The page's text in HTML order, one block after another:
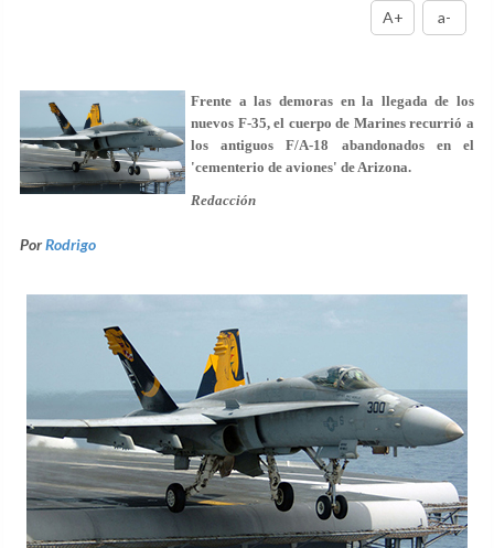
A+ a-
Frente a las demoras en la llegada de los
nuevos F-35, el cuerpo de Marines recurrió a
los antiguos F/A-18 abandonados en el
'cementerio de aviones' de Arizona.
Redacción
PorRodrigo